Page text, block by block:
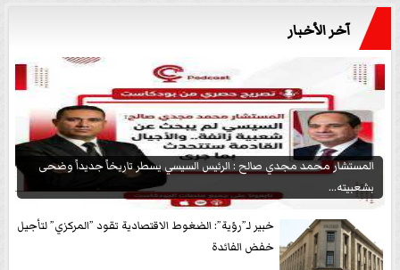
آخر الأخبار
المستشار محمد مجدي صالح : الرئيس السيسي يسطر تاريخاً جديداً وضحى
بشعبيته...
خبير لـ”رؤية”: الضغوط الاقتصادية تقود ”المركزي” لتأجيل
خفض الفائدة